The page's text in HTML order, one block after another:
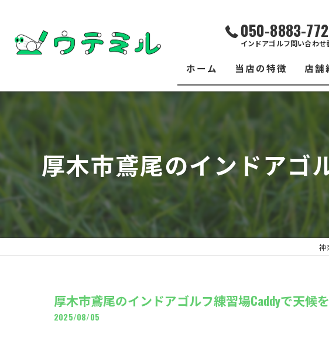
050-8883-
インドアゴルフ問い合わせ
ホーム 当店の特徴
練習場
フィッティング
店舗
ウ
市原
ウ
厚木市鳶尾のインドアゴ
神
厚木市鳶尾のインドアゴルフ練習場Caddyで天候
2025/08/05